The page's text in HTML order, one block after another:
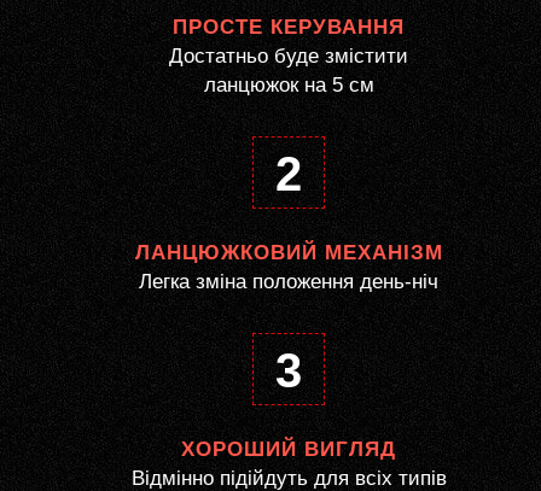
ПРОСТЕ КЕРУВАННЯ
Достатньо буде змістити
ланцюжок на 5 см
2
ЛАНЦЮЖКОВИЙ МЕХАНІЗМ
Легка зміна положення день-ніч
3
ХОРОШИЙ ВИГЛЯД
Відмінно підійдуть для всіх типів